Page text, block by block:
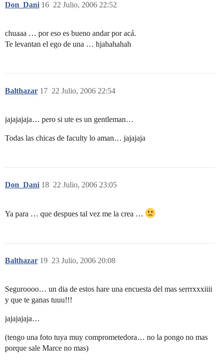
Don_Dani 22 Julio, 2006 22:52
16
chuaaa … por eso es bueno andar por acá.
Te levantan el ego de una … hjahahahah
Balthazar 22 Julio, 2006 22:54
17
jajajajaja… pero si ute es un gentleman…
Todas las chicas de faculty lo aman… jajajaja
Don_Dani 22 Julio, 2006 23:05
18
Ya para … que despues tal vez me la crea …
Balthazar 23 Julio, 2006 20:08
19
Seguroooo… un dia de estos hare una encuesta del mas serrrxxxiiii
y que te ganas tuuu!!!
jajajajaja…
(tengo una foto tuya muy comprometedora… no la pongo no mas
porque sale Marce no mas)